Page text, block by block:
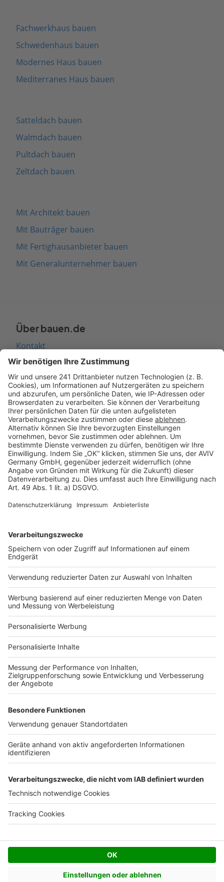
Fachwerkhaus bauen
Schwedenhaus bauen
Modernes Haus bauen
Mediterranes Haus bauen
Satteldach bauen
Walmdach bauen
Pultdach bauen
Zeltdach bauen
Mit Architekt bauen
Mit Bauträger bauen
Mit Fertighausanbieter bauen
Mit Generalunternehmer bauen
Über bauen.de
Kontakt
Seitenaufbau
Barrierefreiheit
Cookie Einstellungen
Rechtliches
AGB-Übersicht
Datenschutz
Impressum
Services
Bauprojekt-Quiz
Häuser-Suche
Hausanbieter-Suche
Bauprojekt-Profil
Für Unternehmen
Ihre Baufirma auf bauen.de
Kostenloses Infogespräch
© AVIV Germany GmbH - 2026
Facebook
Twitter